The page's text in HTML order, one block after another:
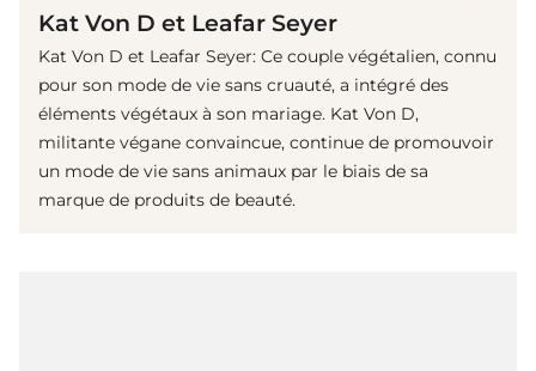
Kat Von D et Leafar Seyer
Kat Von D et Leafar Seyer: Ce couple végétalien, connu
pour son mode de vie sans cruauté, a intégré des
éléments végétaux à son mariage. Kat Von D,
militante végane convaincue, continue de promouvoir
un mode de vie sans animaux par le biais de sa
marque de produits de beauté.